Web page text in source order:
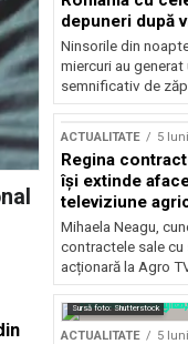
depuneri după
Ninsorile din
miercuri au generat
semnificativ de
ACTUALITATE 5
Regina
își extinde
televiziune
Mihaela Neagu,
contractele sale cu
acționară la Agro
Sursă foto: Shutterstock
ACTUALITATE 5